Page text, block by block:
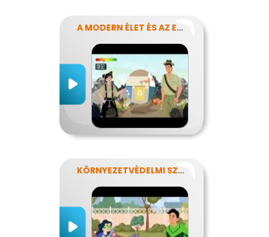
A MODERN ÉLET ÉS AZ ENERGIA
KÖRNYEZETVÉDELMI SZUPERHŐSÖK